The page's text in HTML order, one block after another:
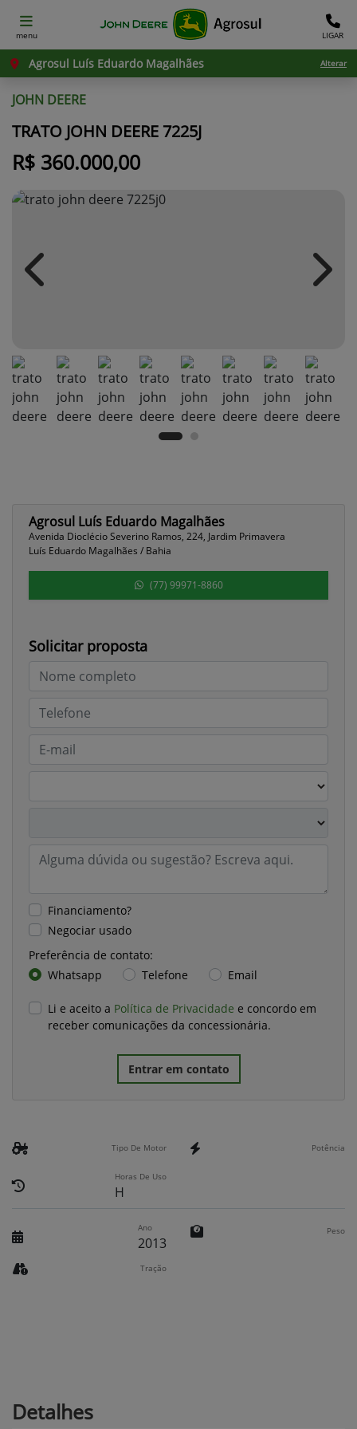
menu LIGAR
Agrosul Luís Eduardo Magalhães Alterar
JOHN DEERE
TRATO JOHN DEERE 7225J
R$ 360.000,00
Previous Next
Agrosul Luís Eduardo Magalhães
Avenida Dioclécio Severino Ramos, 224, Jardim Primavera
Luís Eduardo Magalhães / Bahia
(77) 99971-8860
Solicitar proposta
Financiamento?
Negociar usado
Preferência de contato:
Whatsapp
Telefone Email
Li e aceito a Política de Privacidade e concordo em
receber comunicações da concessionária.
Entrar em contato
Tipo De Motor Potência
Horas De Uso
H
Ano
2013
Peso
Tração
Detalhes